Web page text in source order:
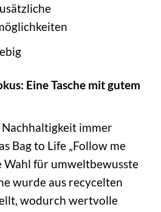
Eine Tasche mit gutem
immer
Bag to Life „Follow me
Wahl für umweltbewusste
wurde aus recycelten
wodurch wertvolle